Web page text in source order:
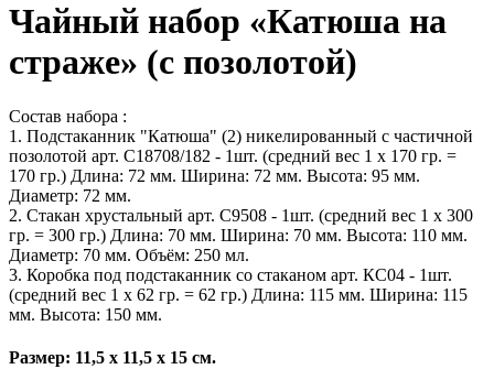
Чайный набор «Катюша на
страже» (с позолотой)
Состав набора :
1. Подстаканник "Катюша" (2) никелированный с частичной
позолотой арт. С18708/182 - 1шт. (средний вес 1 х 170 гр. =
170 гр.) Длина: 72 мм. Ширина: 72 мм. Высота: 95 мм.
Диаметр: 72 мм.
2. Стакан хрустальный арт. С9508 - 1шт. (средний вес 1 х 300
гр. = 300 гр.) Длина: 70 мм. Ширина: 70 мм. Высота: 110 мм.
Диаметр: 70 мм. Объём: 250 мл.
3. Коробка под подстаканник со стаканом арт. КС04 - 1шт.
(средний вес 1 х 62 гр. = 62 гр.) Длина: 115 мм. Ширина: 115
мм. Высота: 150 мм.
Размер: 11,5 х 11,5 х 15 см.